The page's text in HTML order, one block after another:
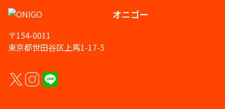
オニゴー
〒154-0011
東京都世田谷区上馬1-17-5